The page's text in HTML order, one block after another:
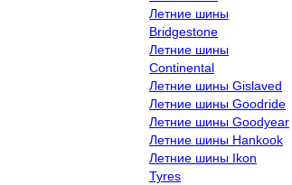
Летние шины
Bridgestone
Летние шины
Continental
Летние шины Gislaved
Летние шины Goodride
Летние шины Goodyear
Летние шины Hankook
Летние шины Ikon
Tyres